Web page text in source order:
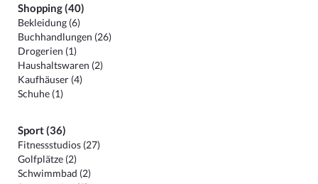
Shopping (40)
Bekleidung (6)
Buchhandlungen (26)
Drogerien (1)
Haushaltswaren (2)
Kaufhäuser (4)
Schuhe (1)
Sport (36)
Fitnessstudios (27)
Golfplätze (2)
Schwimmbad (2)